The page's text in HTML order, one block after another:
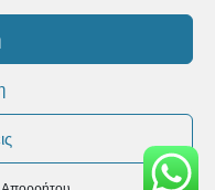
Παρ 10:00-18:00 | Κυρ